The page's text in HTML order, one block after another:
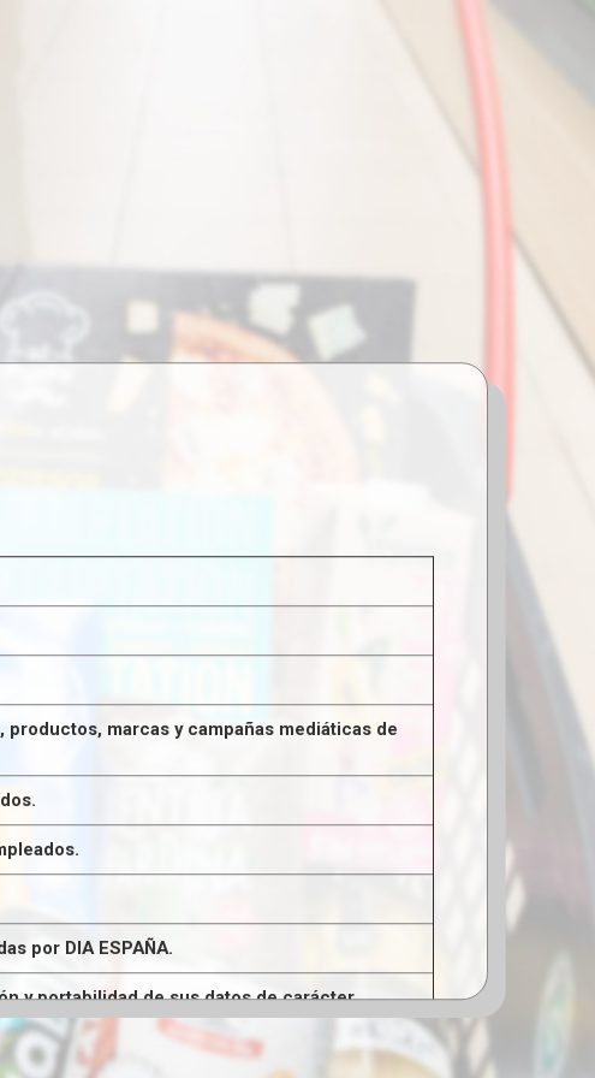
marcas y campañas mediáticas de
por DIA ESPAÑA.
y portabilidad de sus datos de carácter